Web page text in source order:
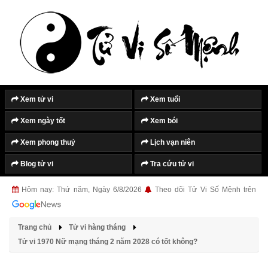
Xem tử vi Xem tuổi
Xem ngày tốt Xem bói
Xem phong thuỷ Lịch vạn niên
Blog tử vi Tra cứu tử vi
Hôm nay: Thứ năm, Ngày 6/8/2026 Theo dõi Tử Vi Số Mệnh trên
Trang chủ
Tử vi hàng tháng
Tử vi 1970 Nữ mạng tháng 2 năm 2028 có tốt không?